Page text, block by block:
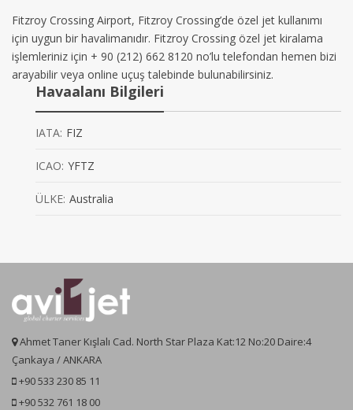
Fitzroy Crossing Airport, Fitzroy Crossing’de özel jet kullanımı
için uygun bir havalimanıdır. Fitzroy Crossing özel jet kiralama
işlemleriniz için + 90 (212) 662 8120 no’lu telefondan hemen bizi
arayabilir veya online uçuş talebinde bulunabilirsiniz.
Havaalanı Bilgileri
IATA: FIZ
ICAO: YFTZ
ÜLKE: Australia
Ahmet Taner Kışlalı Cad. North Star Plaza Kat:12 No:20 Daire:4
Çankaya / ANKARA
+90 533 230 85 11
+90 532 761 18 00